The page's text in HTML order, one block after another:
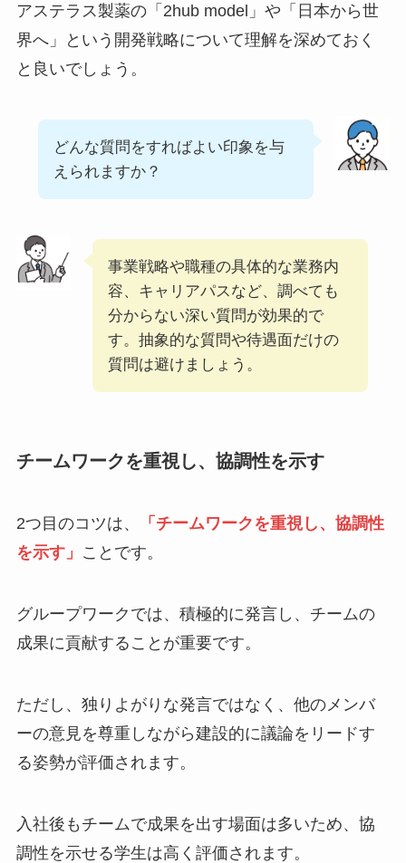
アステラス製薬の「2hub model」や「日本から世
界へ」という開発戦略について理解を深めておく
と良いでしょう。
どんな質問をすればよい印象を与
えられますか？
事業戦略や職種の具体的な業務内
容、キャリアパスなど、調べても
分からない深い質問が効果的で
す。抽象的な質問や待遇面だけの
質問は避けましょう。
チームワークを重視し、協調性を示す
2つ目のコツは、
「チームワークを重視し、協調性
を示す」 ことです。
グループワークでは、積極的に発言し、チームの
成果に貢献することが重要です。
ただし、独りよがりな発言ではなく、他のメンバ
ーの意見を尊重しながら建設的に議論をリードす
る姿勢が評価されます。
入社後もチームで成果を出す場面は多いため、協
調性を示せる学生は高く評価されます。